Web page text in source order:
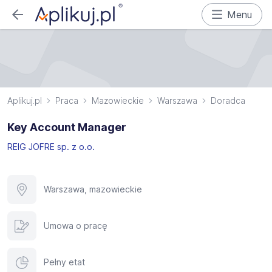
Menu
Aplikuj.pl Praca Mazowieckie Warszawa Doradca
Key Account Manager
REIG JOFRE sp. z o.o.
Warszawa, mazowieckie
Umowa o pracę
Pełny etat